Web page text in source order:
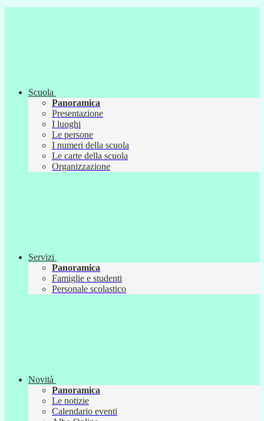
Scuola
Panoramica
Presentazione
I luoghi
Le persone
I numeri della scuola
Le carte della scuola
Organizzazione
Servizi
Panoramica
Famiglie e studenti
Personale scolastico
Novità
Panoramica
Le notizie
Calendario eventi